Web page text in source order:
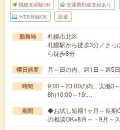
職種未経験OK 交通費別途支給あり
WEB登録OK 派遣
勤務地
札幌市北区
札幌駅から徒歩3分／さっ
ら徒歩8分
曜日頻度 月～日の内、週1日～週5
時間
9:00～23:00の内、実働3
8h)10:00～19:…
期間
◆お試し短期1ヶ月～長
の相談OK※8月～・9月～